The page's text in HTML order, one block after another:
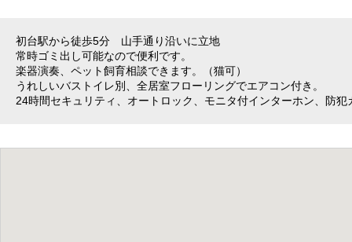
初台駅から徒歩5分 山手通り沿いに立地
常時ゴミ出し可能なので便利です。
楽器演奏、ペット飼育相談できます。（猫可）
うれしいバストイレ別、全居室フローリングでエアコン付き。
24時間セキュリティ、オートロック、モニタ付インターホン、防